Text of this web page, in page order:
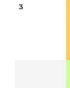
3